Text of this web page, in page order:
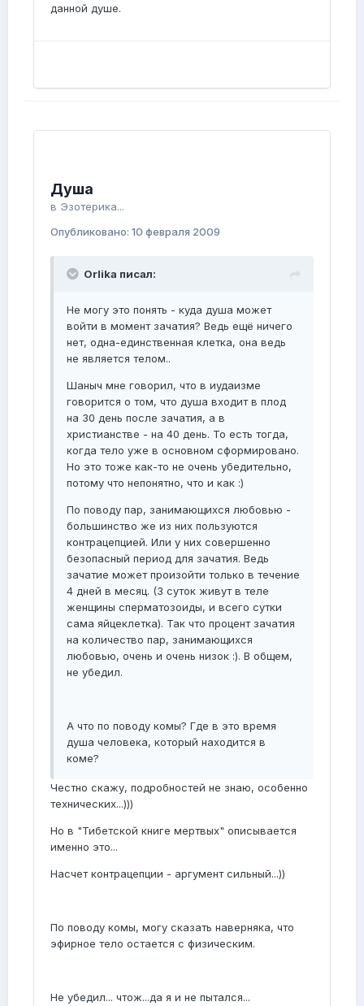
данной душе.
Душа
в Эзотерика...
Опубликовано: 10 февраля 2009
Orlika писал:
Не могу это понять - куда душа может
войти в момент зачатия? Ведь ещё ничего
нет, одна-единственная клетка, она ведь
не является телом..
Шаныч мне говорил, что в иудаизме
говорится о том, что душа входит в плод
на 30 день после зачатия, а в
христианстве - на 40 день. То есть тогда,
когда тело уже в основном сформировано.
Но это тоже как-то не очень убедительно,
потому что непонятно, что и как :)
По поводу пар, занимающихся любовью -
большинство же из них пользуются
контрацепцией. Или у них совершенно
безопасный период для зачатия. Ведь
зачатие может произойти только в течение
4 дней в месяц. (3 суток живут в теле
женщины сперматозоиды, и всего сутки
сама яйцеклетка). Так что процент зачатия
на количество пар, занимающихся
любовью, очень и очень низок :). В общем,
не убедил.
А что по поводу комы? Где в это время
душа человека, который находится в
коме?
Честно скажу, подробностей не знаю, особенно
технических...)))
Но в "Тибетской книге мертвых" описывается
именно это...
Насчет контрацепции - аргумент сильный...))
По поводу комы, могу сказать наверняка, что
эфирное тело остается с физическим.
Не убедил... чтож...да я и не пытался...